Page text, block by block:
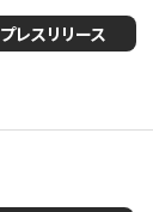
プレスリリース